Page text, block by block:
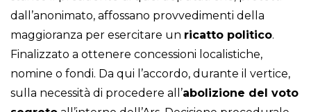
dall’anonimato, affossano provvedimenti della
maggioranza per esercitare un ricatto politico.
Finalizzato a ottenere concessioni localistiche,
nomine o fondi. Da qui l’accordo, durante il vertice,
sulla necessità di procedere all’abolizione del voto